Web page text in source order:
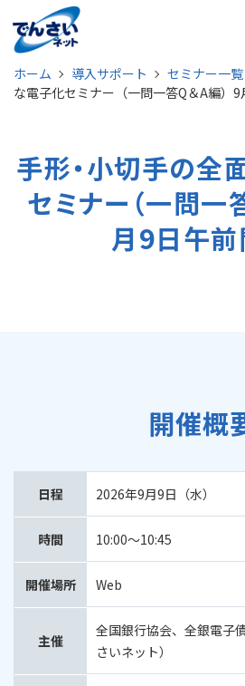
ホーム 導入サポート セミナー一覧
な電子化セミナー（一問一答Q＆A編）
手形・小切手の全
セミナー（一問一
月9日午前
開催概
日程 2026年9月9日（水）
時間 10:00～10:45
開催場所 Web
主催
全国銀行協会、全銀電子
さいネット）